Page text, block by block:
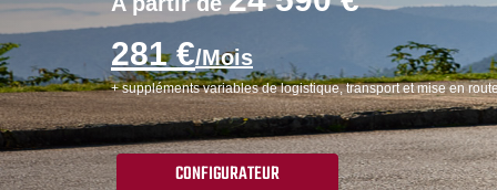
281 €/Mois
+ suppléments variables de logistique, transport et mise en
CONFIGURATEUR